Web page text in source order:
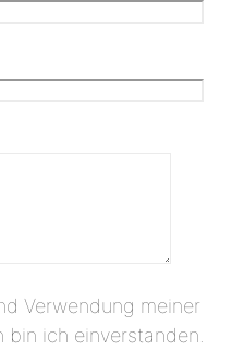
Verwendung meiner
ich einverstanden.